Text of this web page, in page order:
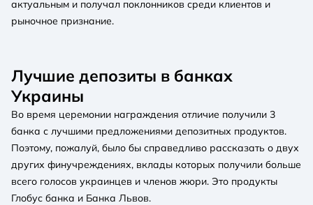
актуальным и получал поклонников среди клиентов и
рыночное признание.
Лучшие депозиты в банках
Украины
Во время церемонии награждения отличие получили 3
банка с лучшими предложениями депозитных продуктов.
Поэтому, пожалуй, было бы справедливо рассказать о двух
других финучреждениях, вклады которых получили больше
всего голосов украинцев и членов жюри. Это продукты
Глобус банка и Банка Львов.